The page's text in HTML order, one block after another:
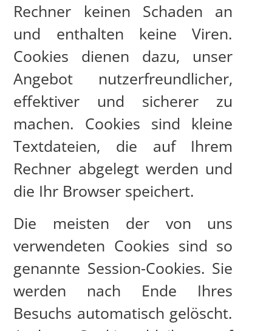
Rechner keinen Schaden an
und enthalten keine Viren.
Cookies dienen dazu, unser
Angebot nutzerfreundlicher,
effektiver und sicherer zu
machen. Cookies sind kleine
Textdateien, die auf Ihrem
Rechner abgelegt werden und
die Ihr Browser speichert.
Die meisten der von uns
verwendeten Cookies sind so
genannte Session-Cookies. Sie
werden nach Ende Ihres
Besuchs automatisch gelöscht.